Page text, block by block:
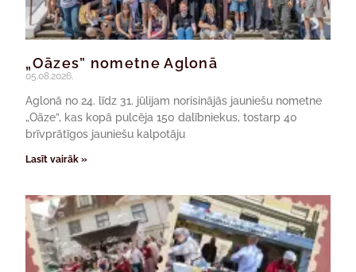
„Oāzes” nometne Aglonā
05.08.2026.
Aglonā no 24. līdz 31. jūlijam norisinājās jauniešu nometne
„Oāze”, kas kopā pulcēja 150 dalībniekus, tostarp 40
brīvprātīgos jauniešu kalpotāju
Lasīt vairāk »